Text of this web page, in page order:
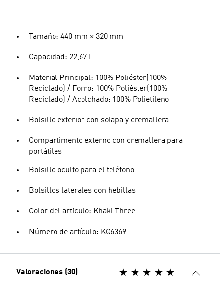
Tamaño: 440 mm × 320 mm
Capacidad: 22,67 L
Material Principal: 100% Poliéster(100%
Reciclado) / Forro: 100% Poliéster(100%
Reciclado) / Acolchado: 100% Polietileno
Bolsillo exterior con solapa y cremallera
Compartimento externo con cremallera para
portátiles
Bolsillo oculto para el teléfono
Bolsillos laterales con hebillas
Color del artículo: Khaki Three
Número de artículo: KQ6369
Valoraciones (30)